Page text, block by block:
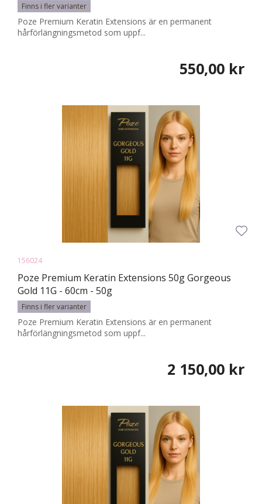
Finns i fler varianter
Poze Premium Keratin Extensions är en permanent
hårförlängningsmetod som uppf...
550,00 kr
156024
Poze Premium Keratin Extensions 50g Gorgeous
Gold 11G - 60cm - 50g
Finns i fler varianter
Poze Premium Keratin Extensions är en permanent
hårförlängningsmetod som uppf...
2 150,00 kr